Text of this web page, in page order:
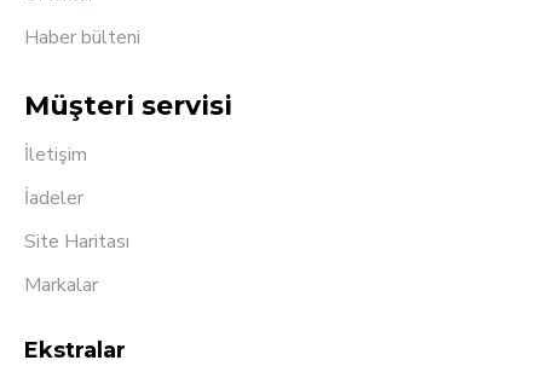
Haber bülteni
Müşteri servisi
İletişim
İadeler
Site Haritası
Markalar
Ekstralar